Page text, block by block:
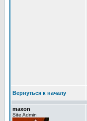
Вернуться к началу
maxon
Site Admin